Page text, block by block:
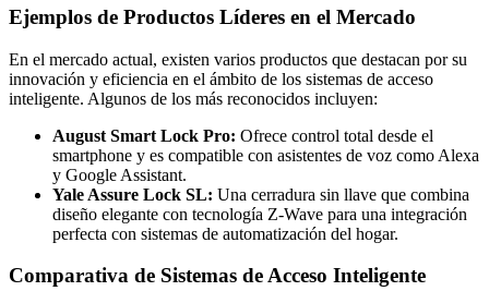
Ejemplos de Productos Líderes en el Mercado
En el mercado actual, existen varios productos que destacan por su
innovación y eficiencia en el ámbito de los sistemas de acceso
inteligente. Algunos de los más reconocidos incluyen:
August Smart Lock Pro: Ofrece control total desde el
smartphone y es compatible con asistentes de voz como Alexa
y Google Assistant.
Yale Assure Lock SL: Una cerradura sin llave que combina
diseño elegante con tecnología Z-Wave para una integración
perfecta con sistemas de automatización del hogar.
Comparativa de Sistemas de Acceso Inteligente